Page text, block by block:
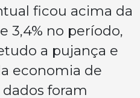
ficou acima da
3,4% no período,
a pujança e
economia de
dados foram